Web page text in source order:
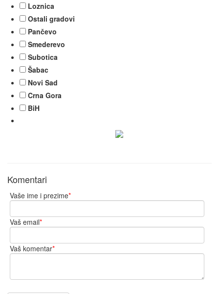
Loznica
Ostali gradovi
Pančevo
Smederevo
Subotica
Šabac
Novi Sad
Crna Gora
BiH
Komentari
Vaše ime i prezime*
Vaš email*
Vaš komentar*